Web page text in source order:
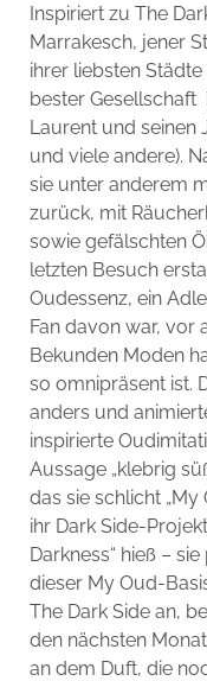
Inspiriert zu The
Marrakesch, jener
ihrer liebsten
bester Gesellschaft
Laurent und seinen
und viele andere).
sie unter anderem
zurück, mit
sowie gefälschten
letzten Besuch
Oudessenz, ein
Fan davon war, vor
Bekunden Moden
so omnipräsent ist.
anders und
inspirierte
Aussage „klebrig
das sie schlicht „My
ihr Dark Side-
Darkness“ hieß –
dieser My Oud-
The Dark Side an,
den nächsten
an dem Duft, die